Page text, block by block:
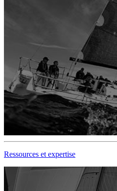
Ressources et expertise